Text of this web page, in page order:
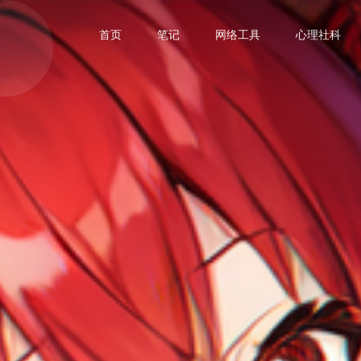
首页 笔记 网络工具 心理社科